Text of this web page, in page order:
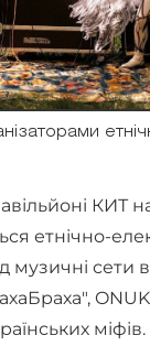
КИТ
етнічно-
музичні сети
міфів.